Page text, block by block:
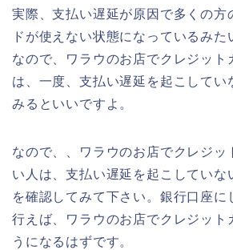
実際、支払い遅延が原因で多くの方
ドが使えない状態になっているみた
なので、ワラウのお店でクレジット
は、一度、支払い遅延を起こしてい
みるといいですよ。
なので、、ワラウのお店でクレジッ
い人は、支払い遅延を起こしていな
を確認してみて下さい。銀行口座に
行えば、ワラウのお店でクレジット
うになるはずです。